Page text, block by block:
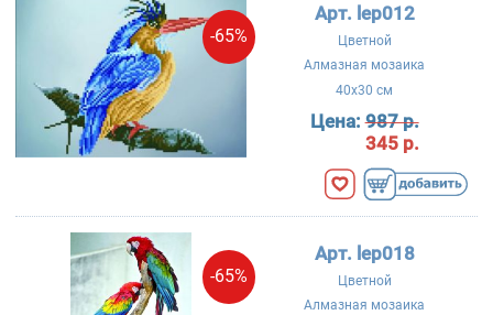
-65%
Арт. lep012
Цветной
Алмазная мозаика
40x30 см
Цена:987 р.
345 р.
-65%
Арт. lep018
Цветной
Алмазная мозаика